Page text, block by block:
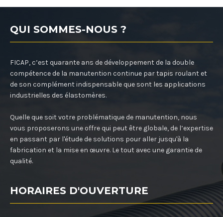
QUI SOMMES-NOUS ?
FICAP, c’est quarante ans de développement de la double
compétence de la manutention continue par tapis roulant et
de son complément indispensable que sont les applications
industrielles des élastomères.
Quelle que soit votre problématique de manutention, nous
vous proposerons une offre qui peut être globale, de l’expertise
en passant par l'étude de solutions pour aller jusqu'à la
fabrication et la mise en œuvre. Le tout avec une garantie de
qualité.
HORAIRES D'OUVERTURE